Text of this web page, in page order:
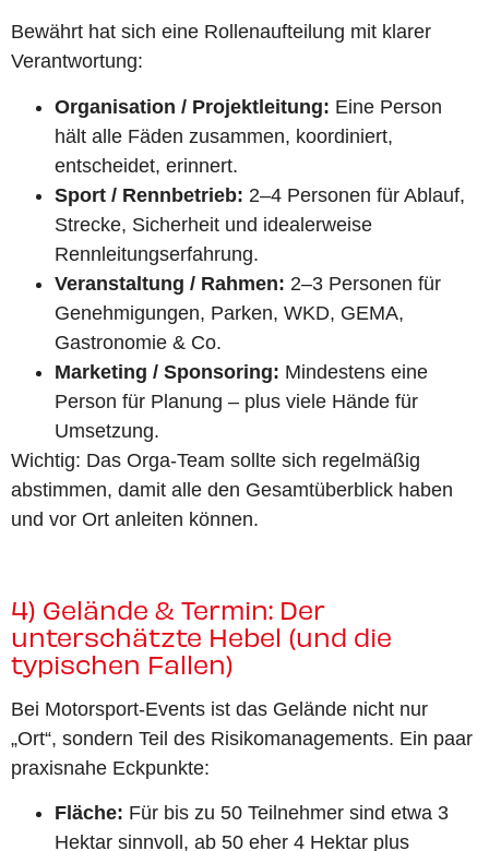
Bewährt hat sich eine Rollenaufteilung mit klarer
Verantwortung:
Organisation / Projektleitung: Eine Person
hält alle Fäden zusammen, koordiniert,
entscheidet, erinnert.
Sport / Rennbetrieb: 2–4 Personen für Ablauf,
Strecke, Sicherheit und idealerweise
Rennleitungserfahrung.
Veranstaltung / Rahmen: 2–3 Personen für
Genehmigungen, Parken, WKD, GEMA,
Gastronomie & Co.
Marketing / Sponsoring: Mindestens eine
Person für Planung – plus viele Hände für
Umsetzung.
Wichtig: Das Orga-Team sollte sich regelmäßig
abstimmen, damit alle den Gesamtüberblick haben
und vor Ort anleiten können.
4) Gelände & Termin: Der
unterschätzte Hebel (und die
typischen Fallen)
Bei Motorsport-Events ist das Gelände nicht nur
„Ort“, sondern Teil des Risikomanagements. Ein paar
praxisnahe Eckpunkte:
Fläche: Für bis zu 50 Teilnehmer sind etwa 3
Hektar sinnvoll, ab 50 eher 4 Hektar plus